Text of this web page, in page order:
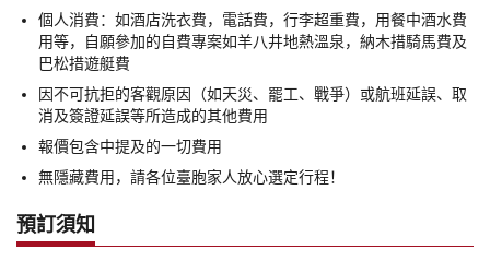
個人消費：如酒店洗衣費，電話費，行李超重費，用餐中酒水費
用等，自願參加的自費專案如羊八井地熱溫泉，納木措騎馬費及
巴松措遊艇費
因不可抗拒的客觀原因（如天災、罷工、戰爭）或航班延誤、取
消及簽證延誤等所造成的其他費用
報價包含中提及的一切費用
無隱藏費用，請各位臺胞家人放心選定行程！
預訂須知